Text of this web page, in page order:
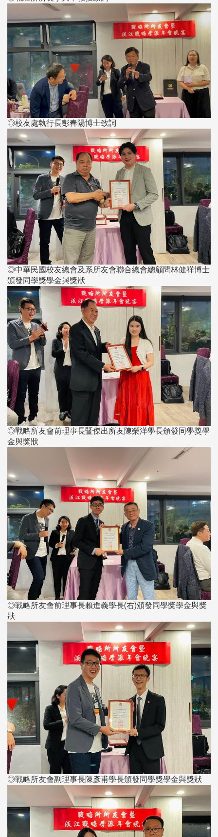
◎校友處執行長彭春陽博士致詞
◎中華民國校友總會及系所友會聯合總會總顧問林健祥博士
頒發同學獎學金與獎狀
◎戰略所友會前理事長暨傑出所友陳榮洋學長頒發同學獎學
金與獎狀
◎戰略所友會前理事長賴進義學長(右)頒發同學獎學金與獎
狀
◎戰略所友會副理事長陳彥甫學長頒發同學獎學金與獎狀